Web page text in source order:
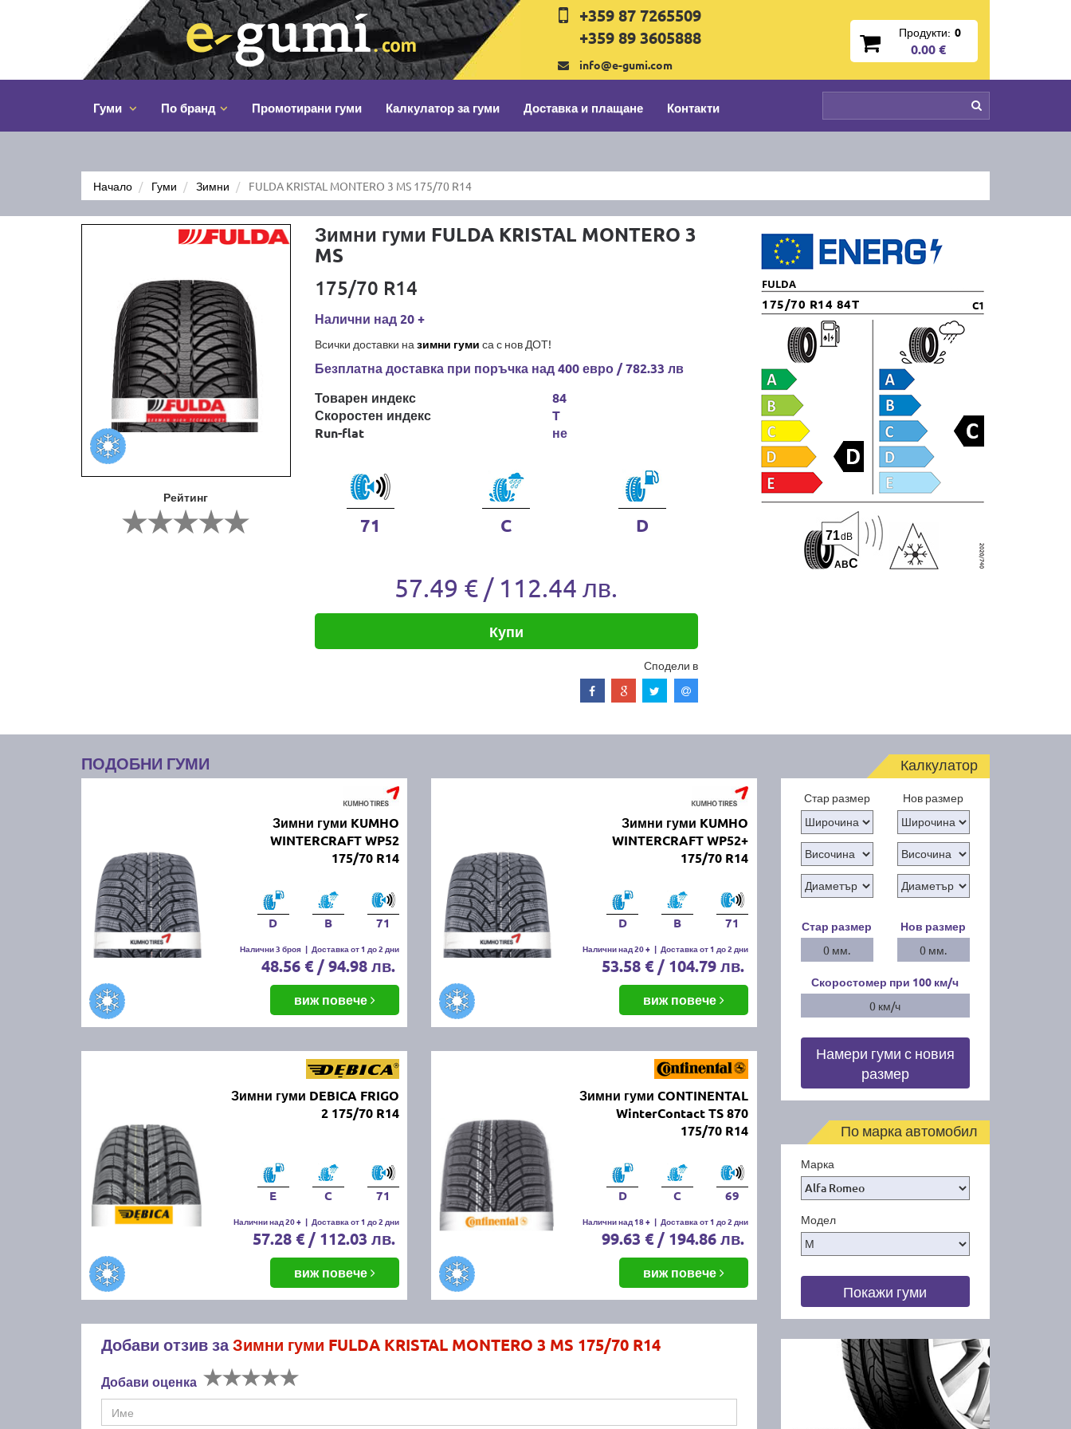
+359 87 7265509
+359 89 3605888
info@e-gumi.com
Продукти: 0
0.00 €
Гуми По бранд Промотирани гуми Калкулатор за гуми Доставка и плащане Контакти
Начало Гуми Зимни FULDA KRISTAL MONTERO 3 MS 175/70 R14
Рейтинг
Зимни гуми FULDA KRISTAL MONTERO 3
MS
175/70 R14
Налични над 20 +
Всички доставки на зимни гуми са с нов ДОТ!
Безплатна доставка при поръчка над 400 евро / 782.33 лв
Товарен индекс
Скоростен индекс
Run-flat
84
T
не
71 C D
57.49 € / 112.44 лв.
Купи
Сподели в
FULDA
175/70 R14 84T C1
A BC
71dB
ПОДОБНИ ГУМИ
Зимни гуми KUMHO
WINTERCRAFT WP52
175/70 R14
D B 71
Налични 3 броя | Доставка от 1 до 2 дни
48.56 € / 94.98 лв.
виж повече
Зимни гуми KUMHO
WINTERCRAFT WP52+
175/70 R14
D B 71
Налични над 20 + | Доставка от 1 до 2 дни
53.58 € / 104.79 лв.
виж повече
Зимни гуми DEBICA FRIGO
2 175/70 R14
E C 71
Налични над 20 + | Доставка от 1 до 2 дни
57.28 € / 112.03 лв.
виж повече
Зимни гуми CONTINENTAL
WinterContact TS 870
175/70 R14
D C 69
Налични над 18 + | Доставка от 1 до 2 дни
99.63 € / 194.86 лв.
виж повече
Добави отзив заЗимни гуми FULDA KRISTAL MONTERO 3 MS 175/70 R14
Добави оценка
Калкулатор
Стар размер Нов размер
Стар размер
0 мм.
Нов размер
0 мм.
Скоростомер при 100 км/ч
0 км/ч
Намери гуми с новия
размер
По марка автомобил
Марка
Модел
Покажи гуми